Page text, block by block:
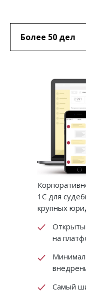
на
1С для
крупных
Самый